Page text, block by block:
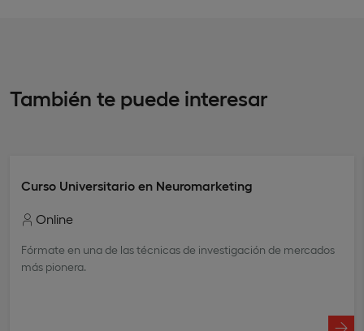
También te puede interesar
Curso Universitario en Neuromarketing
Online
Fórmate en una de las técnicas de investigación de mercados
más pionera.